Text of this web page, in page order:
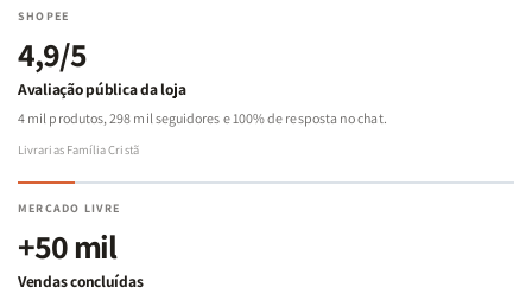
SHOPEE
4,9/5
Avaliação pública da loja
4 mil produtos, 298 mil seguidores e 100% de resposta no chat.
Livrarias Família Cristã
MERCADO LIVRE
+50 mil
Vendas concluídas